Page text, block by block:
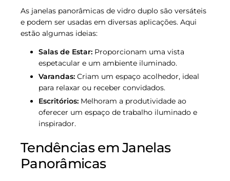
As janelas panorâmicas de vidro duplo são versáteis
e podem ser usadas em diversas aplicações. Aqui
estão algumas ideias:
Salas de Estar: Proporcionam uma vista
espetacular e um ambiente iluminado.
Varandas: Criam um espaço acolhedor, ideal
para relaxar ou receber convidados.
Escritórios: Melhoram a produtividade ao
oferecer um espaço de trabalho iluminado e
inspirador.
Tendências em Janelas
Panorâmicas